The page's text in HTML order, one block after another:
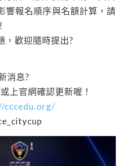
響報名順序與名額計算，請
，歡迎隨時提出?
消息?
上官網確認更新喔！
cccedu.org/